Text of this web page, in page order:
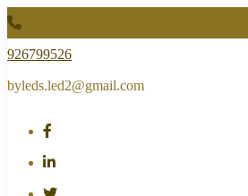
Skip
to
content
926799526
byleds.led2@gmail.com